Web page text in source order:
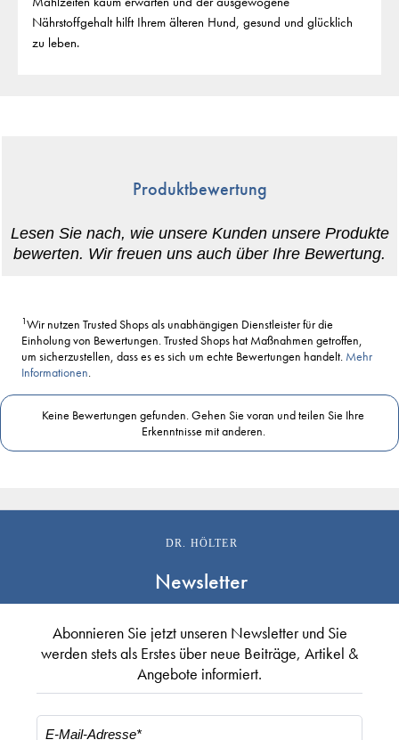
Nährstoffgehalt hilft Ihrem älteren Hund, gesund und glücklich
zu leben.
Produktbewertung
1Wir nutzen Trusted Shops als unabhängigen Dienstleister für die
Einholung von Bewertungen. Trusted Shops hat Maßnahmen getroffen,
um sicherzustellen, dass es es sich um echte Bewertungen handelt. Mehr
Informationen.
Keine Bewertungen gefunden. Gehen Sie voran und teilen Sie Ihre
Erkenntnisse mit anderen.
DR. HÖLTER
Newsletter
Abonnieren Sie jetzt unseren Newsletter und Sie
werden stets als Erstes über neue Beiträge, Artikel &
Angebote informiert.